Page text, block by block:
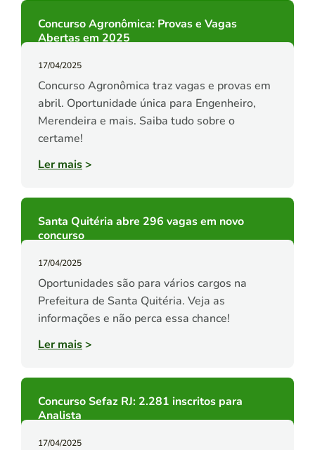
Concurso Agronômica: Provas e Vagas
Abertas em 2025
17/04/2025
Concurso Agronômica traz vagas e provas em
abril. Oportunidade única para Engenheiro,
Merendeira e mais. Saiba tudo sobre o
certame!
Ler mais>
Santa Quitéria abre 296 vagas em novo
concurso
17/04/2025
Oportunidades são para vários cargos na
Prefeitura de Santa Quitéria. Veja as
informações e não perca essa chance!
Ler mais>
Concurso Sefaz RJ: 2.281 inscritos para
Analista
17/04/2025